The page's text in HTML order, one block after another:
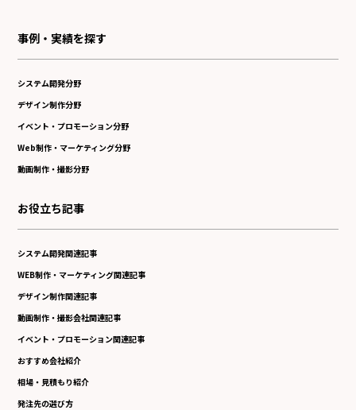
事例・実績を探す
システム開発分野
デザイン制作分野
イベント・プロモーション分野
Web制作・マーケティング分野
動画制作・撮影分野
お役立ち記事
システム開発関連記事
WEB制作・マーケティング関連記事
デザイン制作関連記事
動画制作・撮影会社関連記事
イベント・プロモーション関連記事
おすすめ会社紹介
相場・見積もり紹介
発注先の選び方